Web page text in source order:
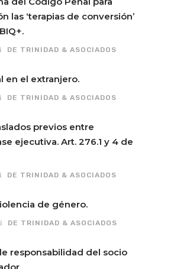
las ‘terapias de conversión’
DE TRINIDAD & ASOCIADOS
en el extranjero.
DE TRINIDAD & ASOCIADOS
previos entre
ejecutiva. Art. 276.1 y 4 de
DE TRINIDAD & ASOCIADOS
de género.
DE TRINIDAD & ASOCIADOS
responsabilidad del socio